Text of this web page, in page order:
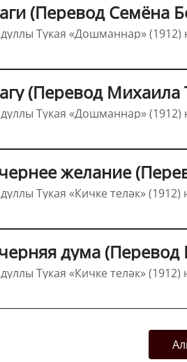
(Перевод Семёна
Тукая «Дошманнар» (1912)
(Перевод Михаила
Тукая «Дошманнар» (1912)
желание
Тукая «Кичке теләк» (1912)
дума
Тукая «Кичке теләк» (1912)